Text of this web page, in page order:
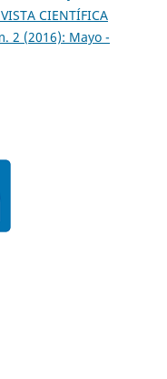
CIENTÍFICA
2 (2016): Mayo -